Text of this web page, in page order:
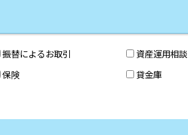
振替によるお取引 資産運用相談
保険 貸金庫